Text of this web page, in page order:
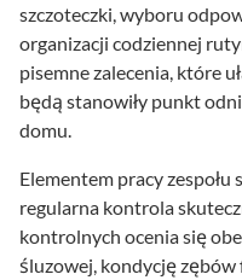
szczoteczki, wyboru
organizacji codziennej
pisemne zalecenia, które
będą stanowiły punkt
domu.
Elementem pracy
regularna kontrola
kontrolnych ocenia się
śluzowej, kondycję